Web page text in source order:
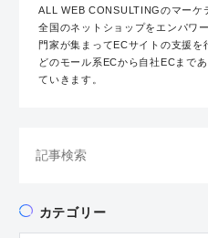
ALL WEB CONSULTINGのマーケ
全国のネットショップをエンパワ
門家が集まってECサイトの支援
どのモール系ECから自社ECまで
ていきます。
検
カテゴリー